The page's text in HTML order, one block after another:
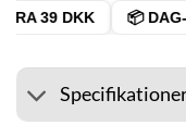
39 DKK 📦 DAG-